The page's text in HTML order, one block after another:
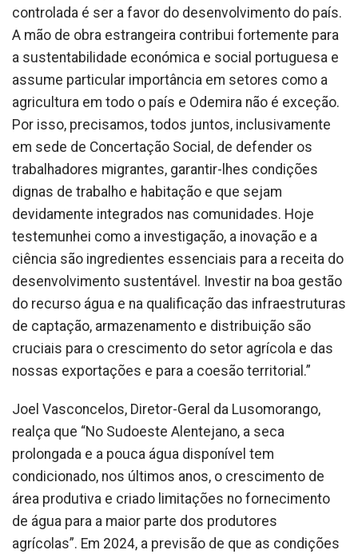
controlada é ser a favor do desenvolvimento do país.
A mão de obra estrangeira contribui fortemente para
a sustentabilidade económica e social portuguesa e
assume particular importância em setores como a
agricultura em todo o país e Odemira não é exceção.
Por isso, precisamos, todos juntos, inclusivamente
em sede de Concertação Social, de defender os
trabalhadores migrantes, garantir-lhes condições
dignas de trabalho e habitação e que sejam
devidamente integrados nas comunidades. Hoje
testemunhei como a investigação, a inovação e a
ciência são ingredientes essenciais para a receita do
desenvolvimento sustentável. Investir na boa gestão
do recurso água e na qualificação das infraestruturas
de captação, armazenamento e distribuição são
cruciais para o crescimento do setor agrícola e das
nossas exportações e para a coesão territorial.”
Joel Vasconcelos, Diretor-Geral da Lusomorango,
realça que “No Sudoeste Alentejano, a seca
prolongada e a pouca água disponível tem
condicionado, nos últimos anos, o crescimento de
área produtiva e criado limitações no fornecimento
de água para a maior parte dos produtores
agrícolas”. Em 2024, a previsão de que as condições